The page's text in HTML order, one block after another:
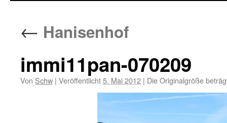
← Hanisenhof
immi11pan-070209
Von Schw | Veröffentlicht5. Mai 2012 | Die Originalgröße